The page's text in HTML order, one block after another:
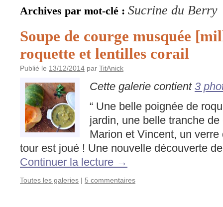
Archives par mot-clé : Sucrine du Berry
Soupe de courge musquée
roquette et lentilles corail
Publié le 13/12/2014 par TitAnick
Cette galerie contient 3
“ Une belle poignée de
jardin, une belle tranche
Marion et Vincent, un
tour est joué ! Une nouvelle découverte
Continuer la lecture →
Toutes les galeries | 5 commentaires